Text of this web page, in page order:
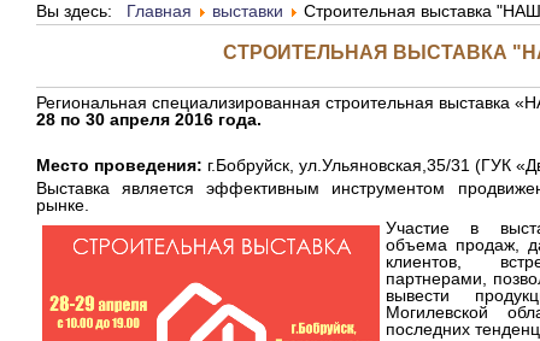
Вы здесь: Главная выставки Строительная выставка
СТРОИТЕЛЬНАЯ ВЫСТАВКА
Региональная специализированная строительная выставка
28 по 30 апреля 2016 года.
Место проведения: г.Бобруйск, ул.Ульяновская,35/31 (ГУК
Выставка является эффективным инструментом
рынке.
Участие в
объема продаж,
клиентов,
партнерами,
вывести
Могилевской
последних